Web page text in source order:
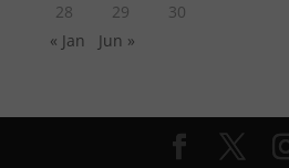
28
29
30
« Jan
Jun »